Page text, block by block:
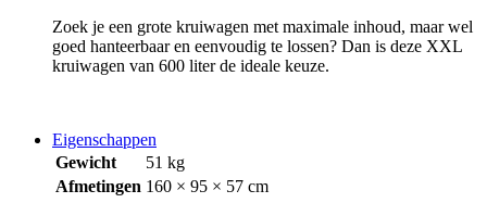
Zoek je een grote kruiwagen met maximale inhoud, maar wel
goed hanteerbaar en eenvoudig te lossen? Dan is deze XXL
kruiwagen van 600 liter de ideale keuze.
Eigenschappen
Gewicht
51 kg
Afmetingen 160 × 95 × 57 cm